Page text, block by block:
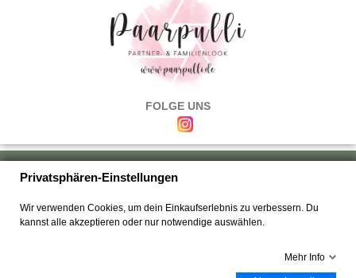
FOLGE UNS
Über uns|Versand & Zahlung|Umtausch & Rückgabe
Kontakt
Privatsphären-Einstellungen
Wir verwenden Cookies, um dein Einkaufserlebnis zu verbessern. Du
kannst alle akzeptieren oder nur notwendige auswählen.
Mehr Info